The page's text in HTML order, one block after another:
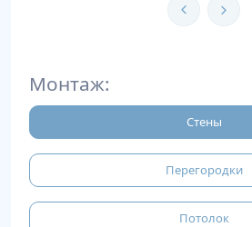
Монтаж:
Стены
Перегородки
Потолок